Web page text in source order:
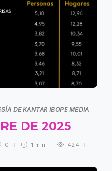
DE KANTAR IBOPE MEDIA
DE 2025
0 1 min 424